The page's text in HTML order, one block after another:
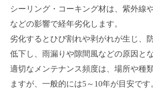
シーリング・コーキング材は、紫外線
などの影響で経年劣化します。
劣化するとひび割れや剥がれが生じ、
低下し、雨漏りや隙間風などの原因と
適切なメンテナンス頻度は、場所や種
ますが、一般的には5～10年が目安です